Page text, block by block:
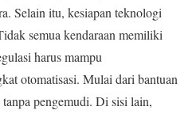
Selain itu, kesiapan teknologi
semua kendaraan memiliki
harus mampu
otomatisasi. Mulai dari bantuan
pengemudi. Di sisi lain,